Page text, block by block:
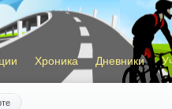
Хроника Дневники